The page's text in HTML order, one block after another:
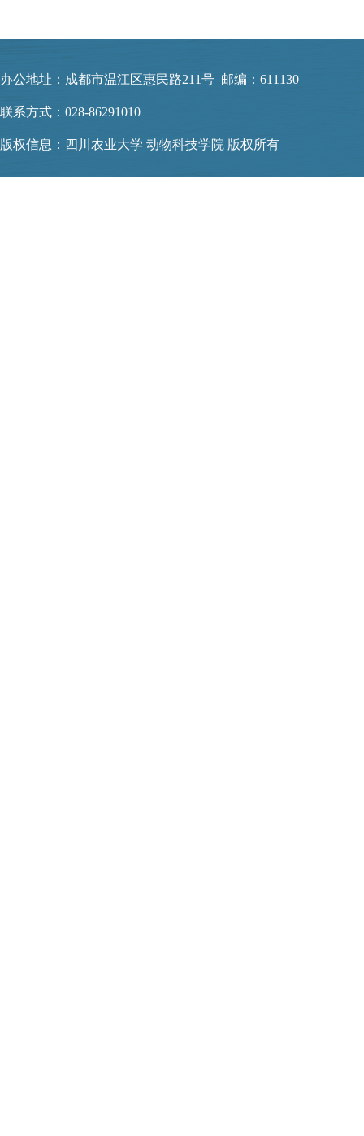
办公地址：成都市温江区惠民路211号 邮编：611130
联系方式：028-86291010
版权信息：四川农业大学 动物科技学院 版权所有